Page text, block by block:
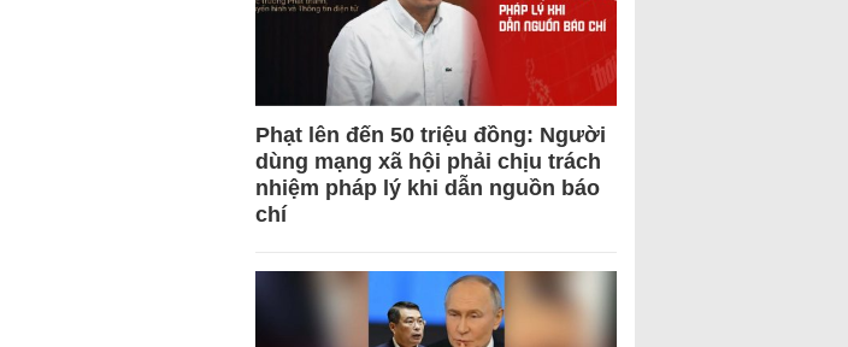
Phạt lên đến 50 triệu đồng: Người
dùng mạng xã hội phải chịu trách
nhiệm pháp lý khi dẫn nguồn báo
chí